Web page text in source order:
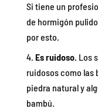
Si tiene un
de hormigón
por esto.
Es ruidoso. Los
ruidosos como las
piedra natural y
bambú.